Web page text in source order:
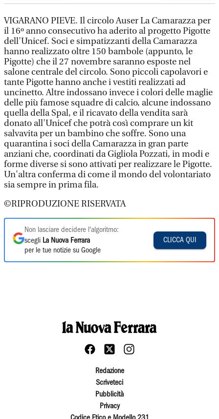
VIGARANO PIEVE. Il circolo Auser La Camarazza per
il 16º anno consecutivo ha aderito al progetto Pigotte
dell'Unicef. Soci e simpatizzanti della Camarazza
hanno realizzato oltre 150 bambole (appunto, le
Pigotte) che il 27 novembre saranno esposte nel
salone centrale del circolo. Sono piccoli capolavori e
tante Pigotte hanno anche i vestiti realizzati ad
uncinetto. Altre indossano invece i colori delle maglie
delle più famose squadre di calcio, alcune indossano
quella della Spal, e il ricavato della vendita sarà
donato all'Unicef che potrà così comprare un kit
salvavita per un bambino che soffre. Sono una
quarantina i soci della Camarazza in gran parte
anziani che, coordinati da Gigliola Pozzati, in modi e
forme diverse si sono attivati per realizzare le Pigotte.
Un'altra conferma di come il mondo del volontariato
sia sempre in prima fila.
©RIPRODUZIONE RISERVATA
Non lasciare decidere l'algoritmo:
scegli La Nuova Ferrara
per le tue notizie su Google
CLICCA QUI
Redazione
Scriveteci
Pubblicità
Privacy